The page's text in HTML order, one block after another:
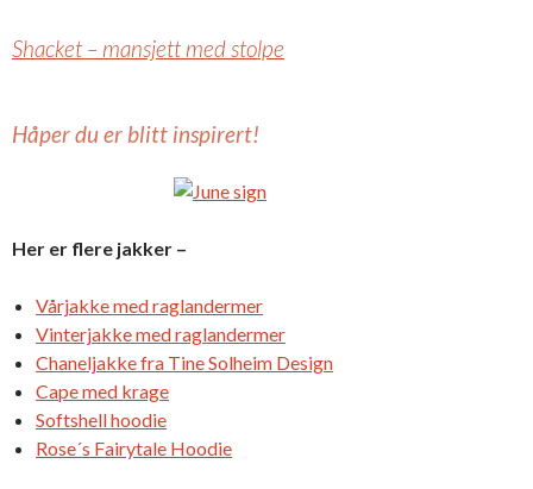
Shacket – mansjett med stolpe
Håper du er blitt inspirert!
Her er flere jakker –
Vårjakke med raglandermer
Vinterjakke med raglandermer
Chaneljakke fra Tine Solheim Design
Cape med krage
Softshell hoodie
Rose´s Fairytale Hoodie